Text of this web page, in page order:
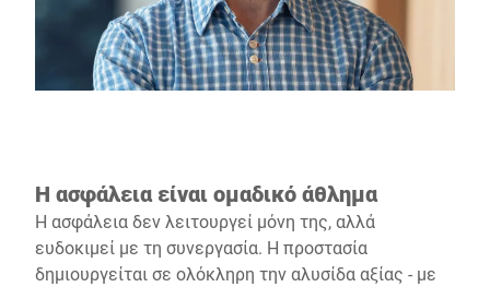
Η ασφάλεια είναι ομαδικό άθλημα
Η ασφάλεια δεν λειτουργεί μόνη της, αλλά
ευδοκιμεί με τη συνεργασία. Η προστασία
δημιουργείται σε ολόκληρη την αλυσίδα αξίας - με